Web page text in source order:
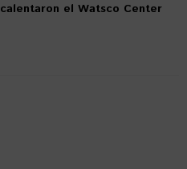
el Watsco Center